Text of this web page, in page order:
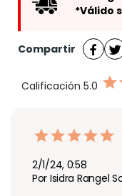
*Válido
Compartir
Calificación 5.0
2/1/24, 0:58
Por Isidra Rangel